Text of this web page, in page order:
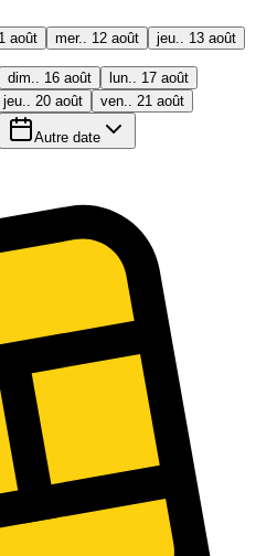
août mer.. 12 août jeu.. 13 août
dim.. 16 août
lun.. 17 août
jeu.. 20 août ven.. 21 août
Autre date